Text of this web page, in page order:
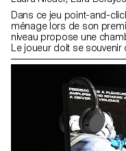
Dans ce jeu point-and-
ménage lors de son
niveau propose une
Le joueur doit se
remettre en ordre. Le
n’a pas sa place dans un
répétés, les gestes
oubli oblige à tout
manager, l'expérience
forme d’absurdité dans